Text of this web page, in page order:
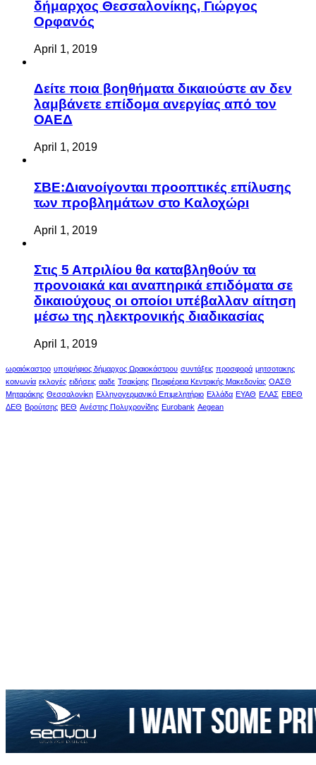
δήμαρχος Θεσσαλονίκης, Γιώργος
Ορφανός
April 1, 2019
Δείτε ποια βοηθήματα δικαιούστε αν δεν
λαμβάνετε επίδομα ανεργίας από τον
ΟΑΕΔ
April 1, 2019
ΣΒΕ:Διανοίγονται προοπτικές επίλυσης
των προβλημάτων στο Καλοχώρι
April 1, 2019
Στις 5 Απριλίου θα καταβληθούν τα
προνοιακά και αναπηρικά επιδόματα σε
δικαιούχους οι οποίοι υπέβαλλαν αίτηση
μέσω της ηλεκτρονικής διαδικασίας
April 1, 2019
ωραιόκαστρο υποψήφιος δήμαρχος Ωραιοκάστρου συντάξεις προσφορά μητσοτακης
κοινωνία εκλογές ειδήσεις ααδε Τσακίρης Περιφέρεια Κεντρικής Μακεδονίας ΟΑΣΘ
Μηταράκης Θεσσαλονίκη Ελληνογερμανικό Επιμελητήριο Ελλάδα ΕΥΑΘ ΕΛΑΣ ΕΒΕΘ
ΔΕΘ Βρούτσης ΒΕΘ Ανέστης Πολυχρονίδης Eurobank Aegean